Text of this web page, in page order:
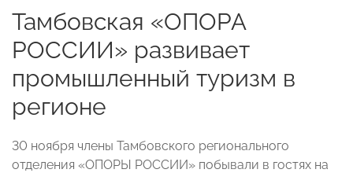
Тамбовская «ОПОРА
РОССИИ» развивает
промышленный туризм в
регионе
30 ноября члены Тамбовского регионального
отделения «ОПОРЫ РОССИИ» побывали в гостях на